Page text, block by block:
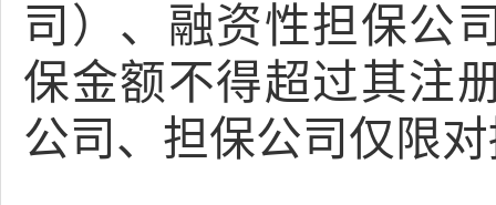
司）、融资性担保公
保金额不得超过其注
公司、担保公司仅限